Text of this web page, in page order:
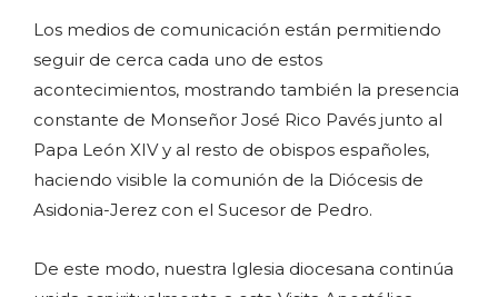
Los medios de comunicación están permitiendo
seguir de cerca cada uno de estos
acontecimientos, mostrando también la presencia
constante de Monseñor José Rico Pavés junto al
Papa León XIV y al resto de obispos españoles,
haciendo visible la comunión de la Diócesis de
Asidonia-Jerez con el Sucesor de Pedro.
De este modo, nuestra Iglesia diocesana continúa